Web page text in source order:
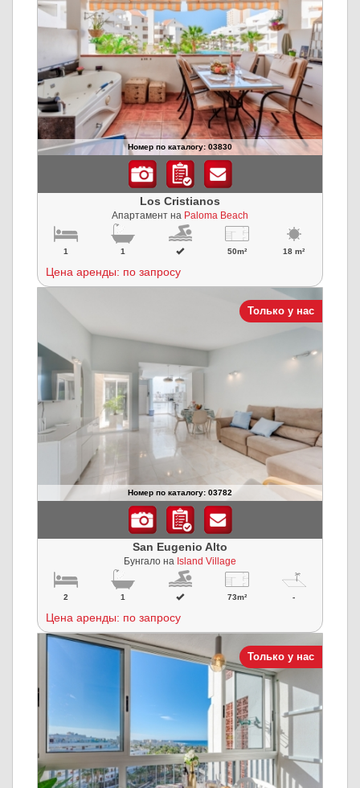
Номер по каталогу: 03830
Los Cristianos
Апартамент на Paloma Beach
1 1 50m² 18 m²
Цена аренды: по запросу
Только у нас
Номер по каталогу: 03782
San Eugenio Alto
Бунгало на Island Village
2 1 73m² -
Цена аренды: по запросу
Только у нас